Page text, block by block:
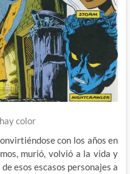
color
con los años en
murió, volvió a la vida y
esos escasos personajes a